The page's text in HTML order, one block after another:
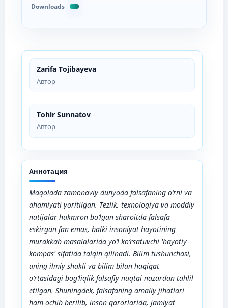
Zarifa Tojibayeva
Автор
Tohir Sunnatov
Автор
Аннотация
Maqolada zamonaviy dunyoda falsafaning o‘rni va
ahamiyati yoritilgan. Tezlik, texnologiya va moddiy
natijalar hukmron bo‘lgan sharoitda falsafa
eskirgan fan emas, balki insoniyat hayotining
murakkab masalalarida yo‘l ko‘rsatuvchi 'hayotiy
kompas' sifatida talqin qilinadi. Bilim tushunchasi,
uning ilmiy shakli va bilim bilan haqiqat
o‘rtasidagi bog‘liqlik falsafiy nuqtai nazardan tahlil
etilgan. Shuningdek, falsafaning amaliy jihatlari
ham ochib berilib, inson qarorlarida, jamiyat
Downloads